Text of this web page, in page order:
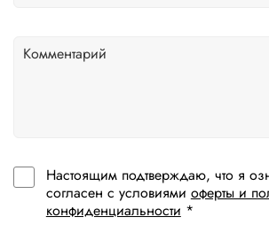
Настоящим подтверждаю, что я
согласен с условиями оферты и
конфиденциальности *